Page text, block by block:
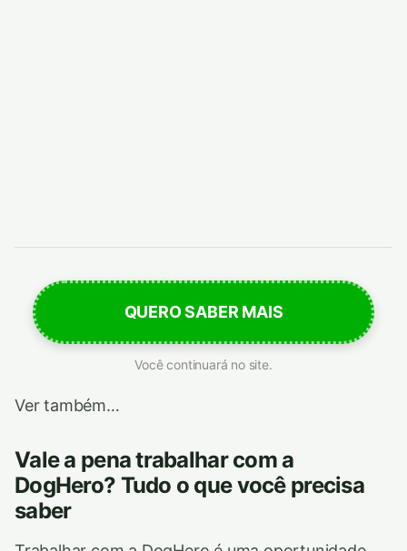
QUERO SABER MAIS
Você continuará no site.
Ver também…
Vale a pena trabalhar com a
DogHero? Tudo o que você precisa
saber